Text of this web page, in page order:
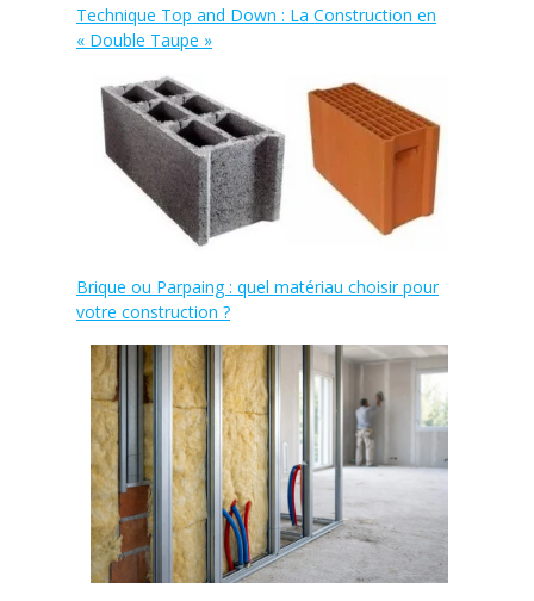
Technique Top and Down : La Construction en
« Double Taupe »
Brique ou Parpaing : quel matériau choisir pour
votre construction ?